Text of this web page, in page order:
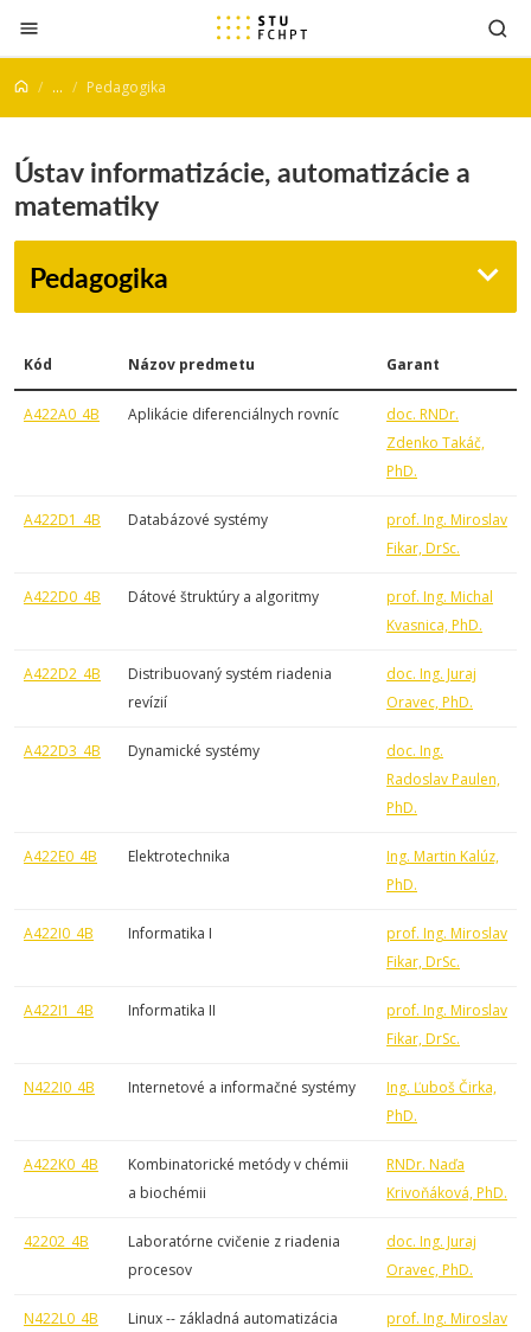
Prejsť na obsah
... Pedagogika
Ústav informatizácie, automatizácie a
matematiky
Pedagogika
Kód Názov predmetu Garant
A422A0_4B Aplikácie diferenciálnych rovníc
doc. RNDr.
Zdenko Takáč,
PhD.
A422D1_4B Databázové systémy
prof. Ing. Miroslav
Fikar, DrSc.
A422D0_4B Dátové štruktúry a algoritmy
prof. Ing. Michal
Kvasnica, PhD.
A422D2_4B
Distribuovaný systém riadenia
revízií
doc. Ing. Juraj
Oravec, PhD.
A422D3_4B Dynamické systémy
doc. Ing.
Radoslav Paulen,
PhD.
A422E0_4B Elektrotechnika
Ing. Martin Kalúz,
PhD.
A422I0_4B Informatika I
prof. Ing. Miroslav
Fikar, DrSc.
A422I1_4B Informatika II
prof. Ing. Miroslav
Fikar, DrSc.
N422I0_4B Internetové a informačné systémy
Ing. Ľuboš Čirka,
PhD.
A422K0_4B
Kombinatorické metódy v chémii
a biochémii
RNDr. Naďa
Krivoňáková, PhD.
42202_4B
Laboratórne cvičenie z riadenia
procesov
doc. Ing. Juraj
Oravec, PhD.
N422L0_4B Linux -- základná automatizácia
prof. Ing. Miroslav